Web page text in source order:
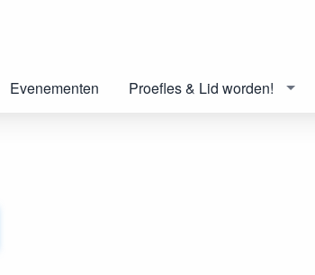
Evenementen Proefles & Lid worden!